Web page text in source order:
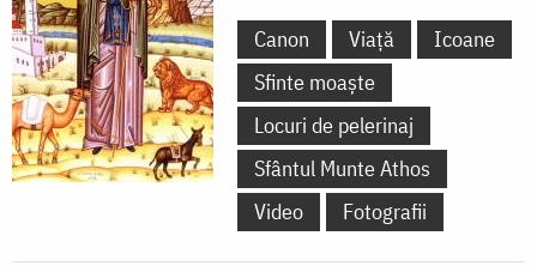
Canon Viață
Icoane
Sfinte moaște
Locuri de pelerinaj
Sfântul Munte Athos
Video
Fotografii